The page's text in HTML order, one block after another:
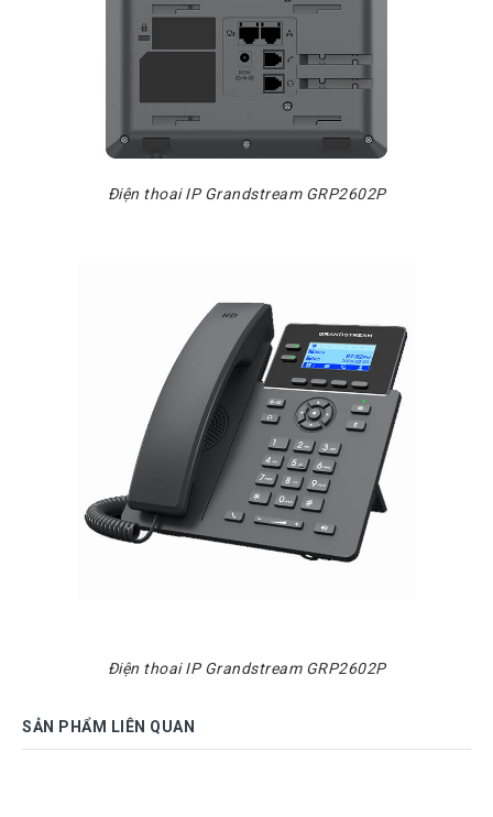
Điện thoai IP Grandstream GRP2602P
Điện thoai IP Grandstream GRP2602P
SẢN PHẨM LIÊN QUAN